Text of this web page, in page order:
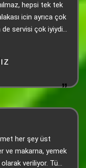
hepsi tek tek
icin ayrıca çok
servisi çok iyiydi
her şey üst
ve makarna, yemek
veriliyor. Tüm